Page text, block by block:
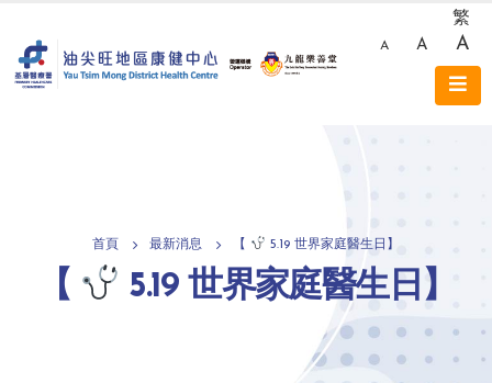
繁
A A A
首頁 最新消息 【 5.19 世界家庭醫生日】
【 5.19 世界家庭醫生日】